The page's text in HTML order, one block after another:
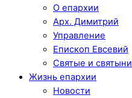
О епархии
Арх. Димитрий
Управление
Епископ Евсевий
Святые и святыни
Жизнь епархии
Новости